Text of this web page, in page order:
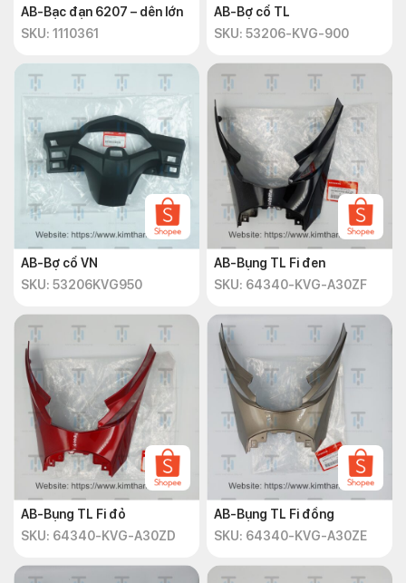
AB-Bạc đạn 6207 – dên lớn
SKU: 1110361
AB-Bợ cổ TL
SKU: 53206-KVG-900
AB-Bợ cổ VN
SKU: 53206KVG950
AB-Bụng TL Fi đen
SKU: 64340-KVG-A30ZF
AB-Bụng TL Fi đỏ
SKU: 64340-KVG-A30ZD
AB-Bụng TL Fi đồng
SKU: 64340-KVG-A30ZE